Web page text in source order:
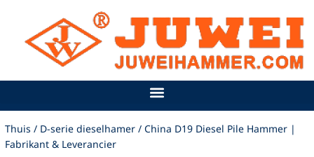
Thuis / D-serie dieselhamer / China D19 Diesel Pile Hammer |
Fabrikant & Leverancier